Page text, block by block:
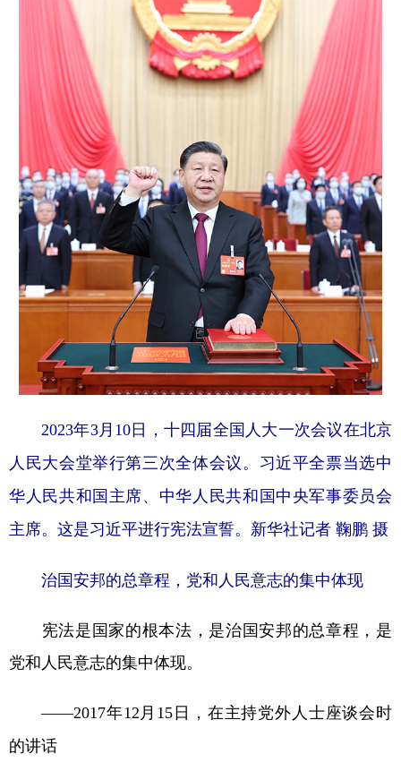
辽宁 吉林 上海 江苏
浙江 安徽 福建 江西
山东 河南 湖北 湖南
广东 重庆
四川 西藏
陕西 甘肃 青海 宁夏
新疆 内蒙古 黑龙江
多语种频道
English Español Français عربى
Русский язык 한국어
2023年3月10日，十四届全国人大一次会议在北京
人民大会堂举行第三次全体会议。习近平全票当选中
华人民共和国主席、中华人民共和国中央军事委员会
主席。这是习近平进行宪法宣誓。新华社记者 鞠鹏 摄
治国安邦的总章程，党和人民意志的集中体现
宪法是国家的根本法，是治国安邦的总章程，是
党和人民意志的集中体现。
——2017年12月15日，在主持党外人士座谈会时
的讲话